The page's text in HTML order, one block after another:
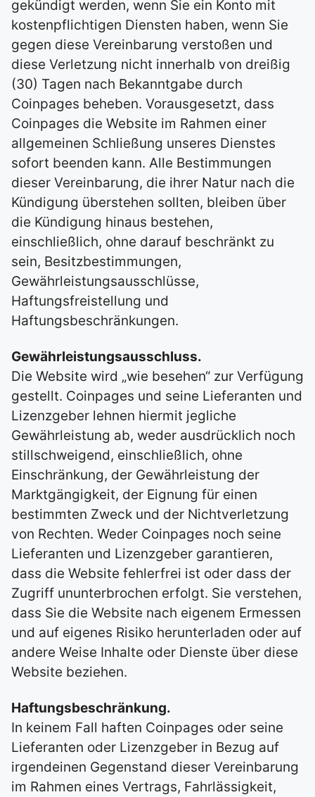
gekündigt werden, wenn Sie ein Konto mit
kostenpflichtigen Diensten haben, wenn Sie
gegen diese Vereinbarung verstoßen und
diese Verletzung nicht innerhalb von dreißig
(30) Tagen nach Bekanntgabe durch
Coinpages beheben. Vorausgesetzt, dass
Coinpages die Website im Rahmen einer
allgemeinen Schließung unseres Dienstes
sofort beenden kann. Alle Bestimmungen
dieser Vereinbarung, die ihrer Natur nach die
Kündigung überstehen sollten, bleiben über
die Kündigung hinaus bestehen,
einschließlich, ohne darauf beschränkt zu
sein, Besitzbestimmungen,
Gewährleistungsausschlüsse,
Haftungsfreistellung und
Haftungsbeschränkungen.
Gewährleistungsausschluss.
Die Website wird „wie besehen“ zur Verfügung
gestellt. Coinpages und seine Lieferanten und
Lizenzgeber lehnen hiermit jegliche
Gewährleistung ab, weder ausdrücklich noch
stillschweigend, einschließlich, ohne
Einschränkung, der Gewährleistung der
Marktgängigkeit, der Eignung für einen
bestimmten Zweck und der Nichtverletzung
von Rechten. Weder Coinpages noch seine
Lieferanten und Lizenzgeber garantieren,
dass die Website fehlerfrei ist oder dass der
Zugriff ununterbrochen erfolgt. Sie verstehen,
dass Sie die Website nach eigenem Ermessen
und auf eigenes Risiko herunterladen oder auf
andere Weise Inhalte oder Dienste über diese
Website beziehen.
Haftungsbeschränkung.
In keinem Fall haften Coinpages oder seine
Lieferanten oder Lizenzgeber in Bezug auf
irgendeinen Gegenstand dieser Vereinbarung
im Rahmen eines Vertrags, Fahrlässigkeit,